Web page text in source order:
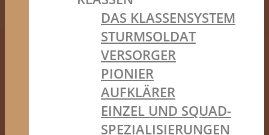
DAS KLASSENSYSTEM
STURMSOLDAT
VERSORGER
PIONIER
AUFKLÄRER
EINZEL UND SQUAD-
SPEZIALISIERUNGEN